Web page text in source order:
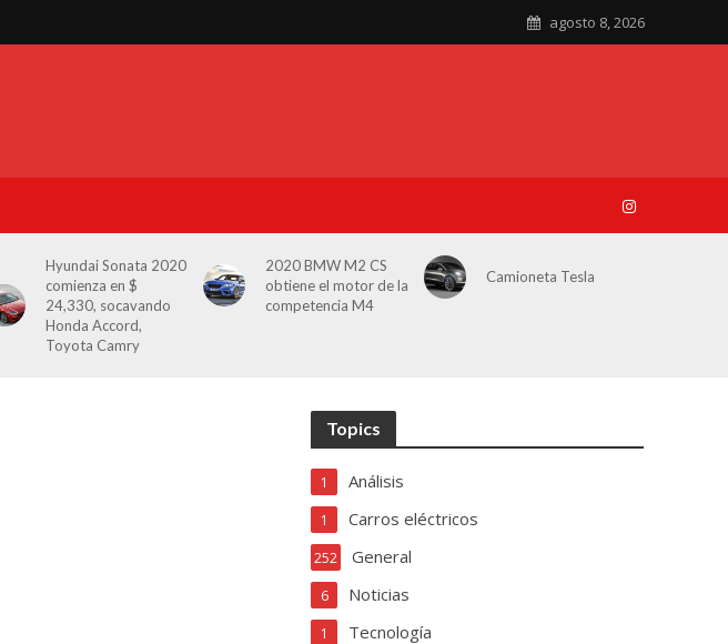
agosto 8, 2026
Hyundai Sonata 2020
comienza en $
24,330, socavando
Honda Accord,
Toyota Camry
2020 BMW M2 CS
obtiene el motor de la
competencia M4
Camioneta Tesla
Topics
Análisis
1
Carros eléctricos
1
General
252
Noticias
6
Tecnología
1